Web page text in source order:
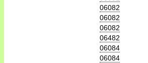
06082
06082
06082
06482
06084
06084